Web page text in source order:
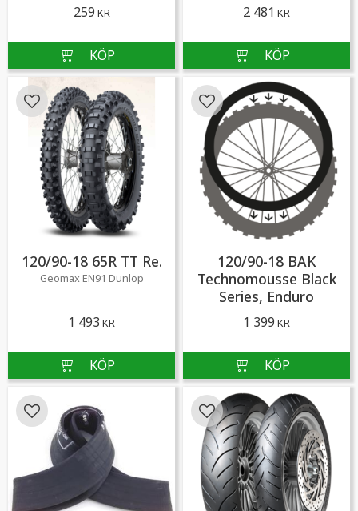
259 KR 2 481 KR
120/90-18 65R TT Re.
Geomax EN91 Dunlop
1 493 KR
Lägg till i favoriter
120/90-18 BAK
Technomousse Black
Series, Enduro
1 399 KR
Lägg till i favoriter
Lägg till i favoriter Lägg till i favoriter